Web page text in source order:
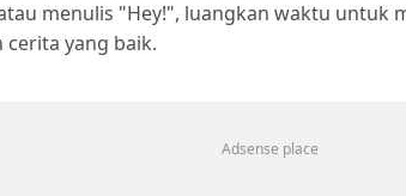
menulis "Hey!", luangkan waktu untuk
cerita yang baik.